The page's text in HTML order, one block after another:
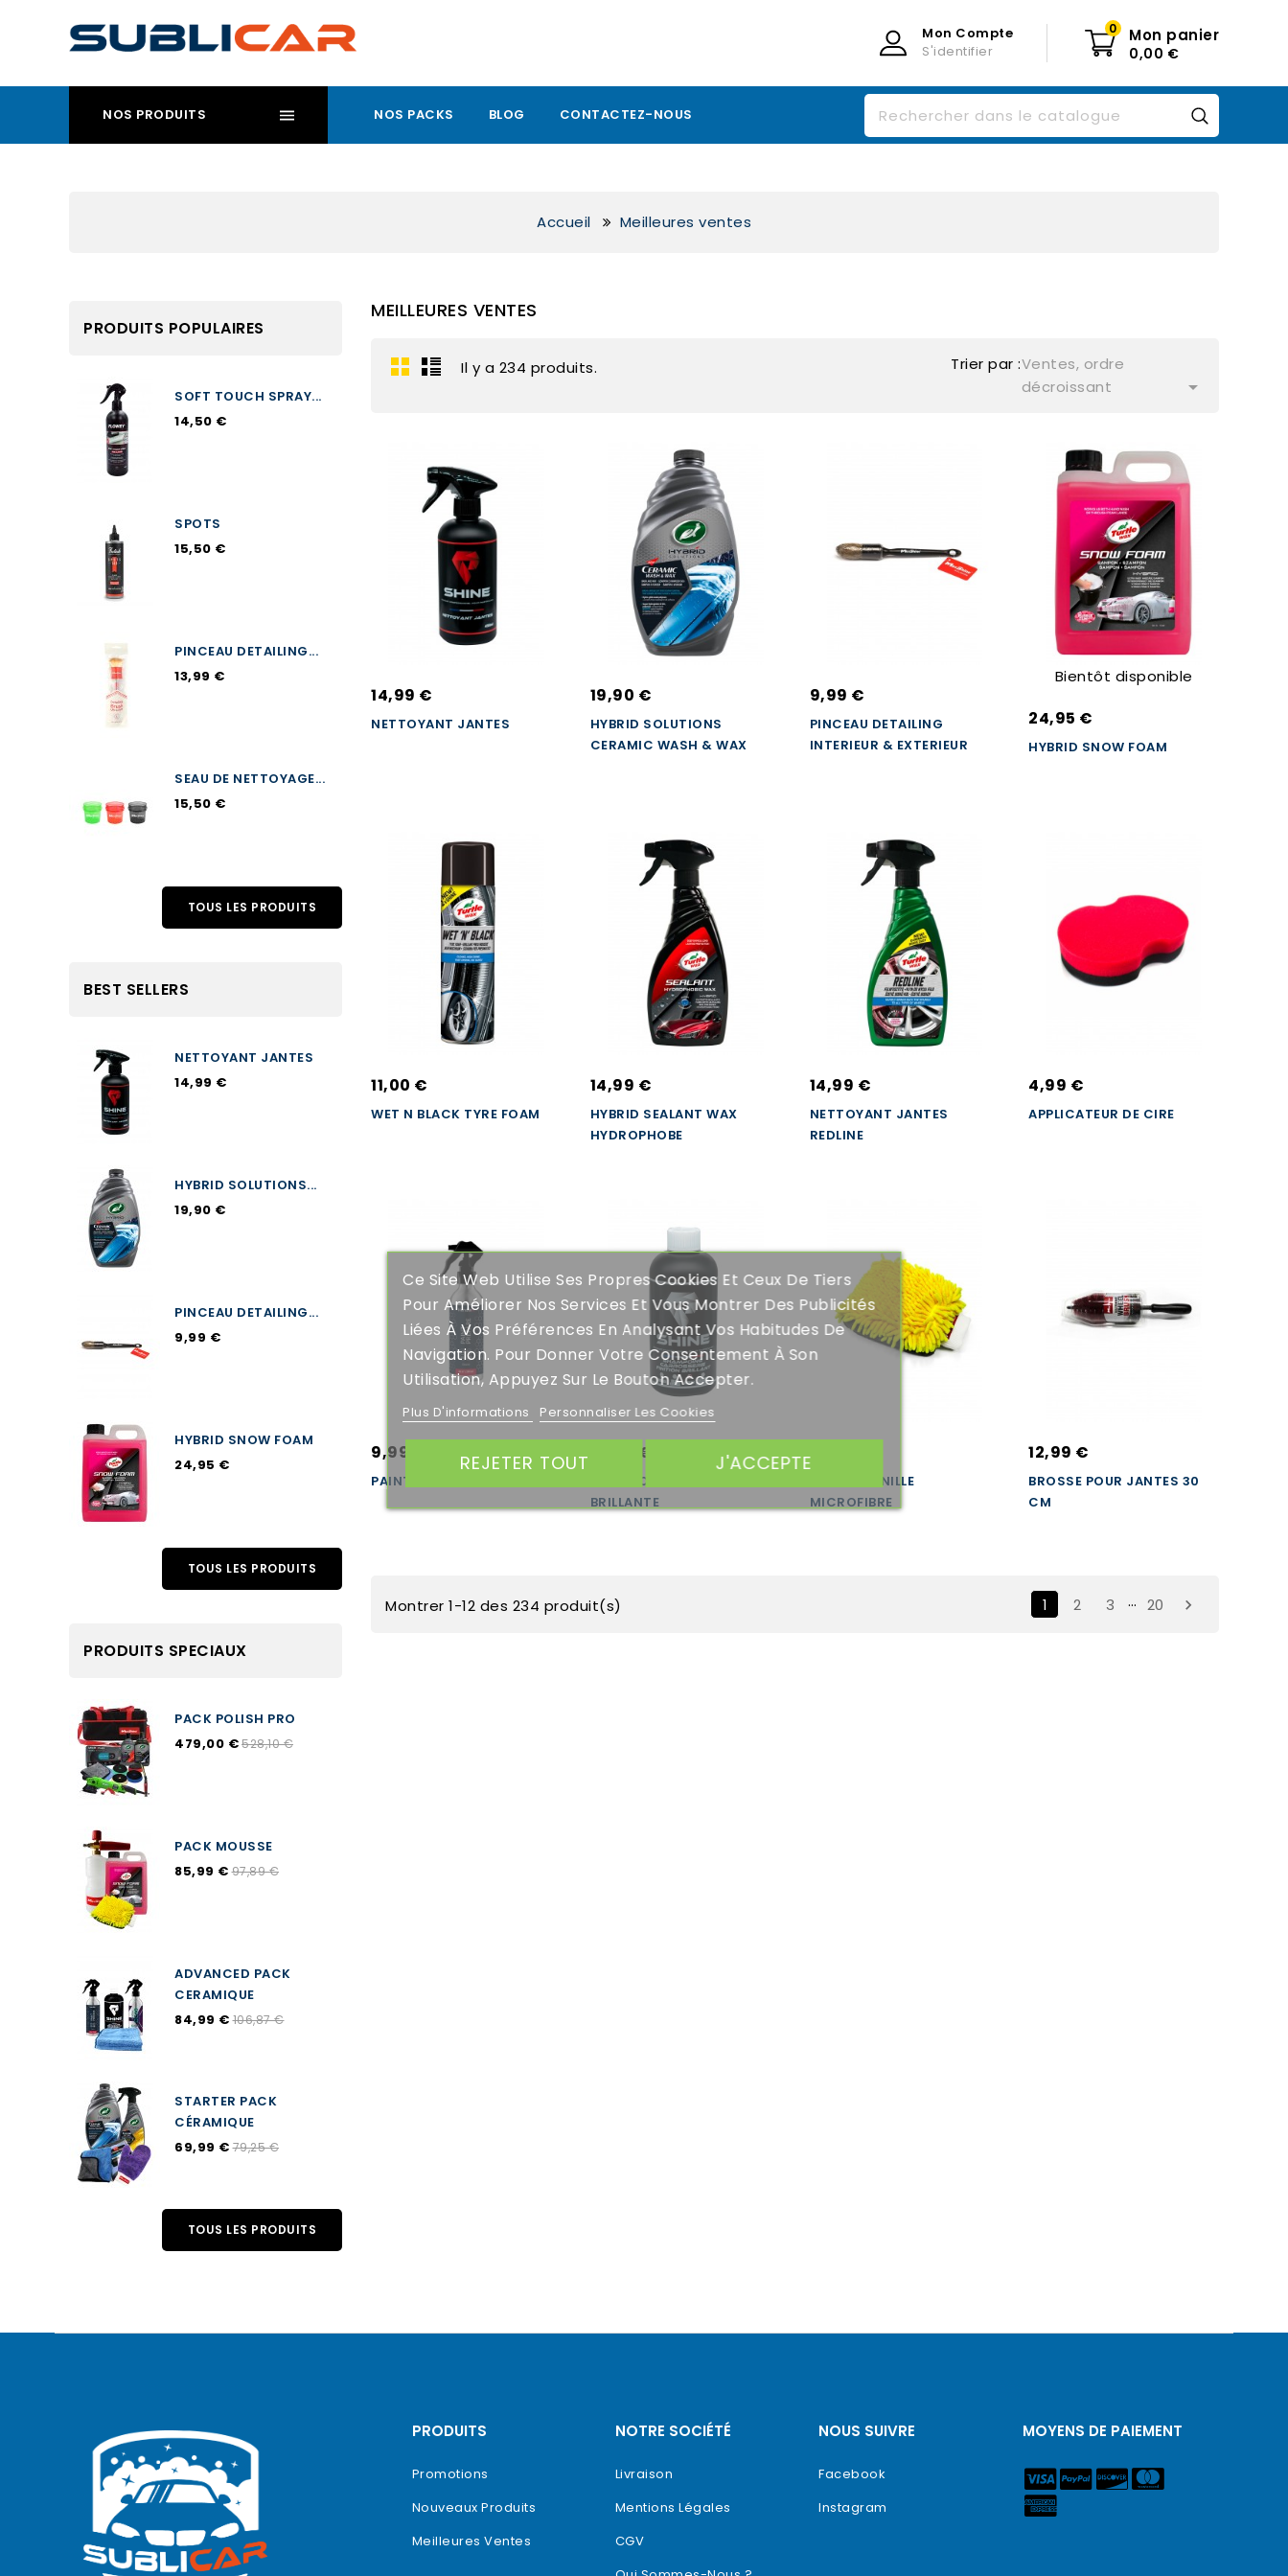
Mon panier
0
0,00 €
Mon Compte
S'identifier
NOS PRODUITS NOS PACKS BLOG CONTACTEZ-NOUS
Accueil Meilleures ventes
PRODUITS POPULAIRES
SOFT TOUCH SPRAY...
14,50 €
SPOTS
15,50 €
PINCEAU DETAILING...
13,99 €
SEAU DE NETTOYAGE...
15,50 €
TOUS LES PRODUITS
BEST SELLERS
NETTOYANT JANTES
14,99 €
HYBRID SOLUTIONS...
19,90 €
PINCEAU DETAILING...
9,99 €
HYBRID SNOW FOAM
24,95 €
TOUS LES PRODUITS
PRODUITS SPECIAUX
PACK POLISH PRO
479,00 €528,10 €
PACK MOUSSE
85,99 € 97,89 €
ADVANCED PACK
CERAMIQUE
84,99 € 106,87 €
STARTER PACK
CÉRAMIQUE
69,99 € 79,25 €
TOUS LES PRODUITS
MEILLEURES VENTES
Il y a 234 produits. Trier par :Ventes, ordre
décroissant

14,99 €
NETTOYANT JANTES
19,90 €
HYBRID SOLUTIONS
CERAMIC WASH & WAX
9,99 €
PINCEAU DETAILING
INTERIEUR & EXTERIEUR
Bientôt disponible
24,95 €
HYBRID SNOW FOAM
11,00 €
WET N BLACK TYRE FOAM
14,99 €
HYBRID SEALANT WAX
HYDROPHOBE
14,99 €
NETTOYANT JANTES
REDLINE
4,99 €
APPLICATEUR DE CIRE
9,99 €
PAINT PREPARE
14,90 €
SHAMPOING FINITION
BRILLANTE
12,95 €
GANT CHENILLE
MICROFIBRE
12,99 €
BROSSE POUR JANTES 30
CM
Montrer 1-12 des 234 produit(s) 1 2 3 … 20 
PRODUITS
Promotions
Nouveaux Produits
Meilleures Ventes
NOTRE SOCIÉTÉ
Livraison
Mentions Légales
CGV
NOUS SUIVRE
Facebook
Instagram
Ce Site Web Utilise Ses Propres Cookies Et Ceux De Tiers
Pour Améliorer Nos Services Et Vous Montrer Des Publicités
Liées À Vos Préférences En Analysant Vos Habitudes De
Navigation. Pour Donner Votre Consentement À Son
Utilisation, Appuyez Sur Le Bouton Accepter.
Plus D'informations Personnaliser Les Cookies
REJETER TOUT J'ACCEPTE
MOYENS DE PAIEMENT